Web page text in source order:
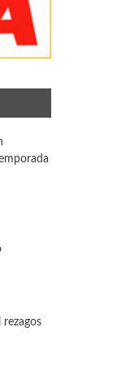
(IOAE)
Global
20.6 por
rezagos